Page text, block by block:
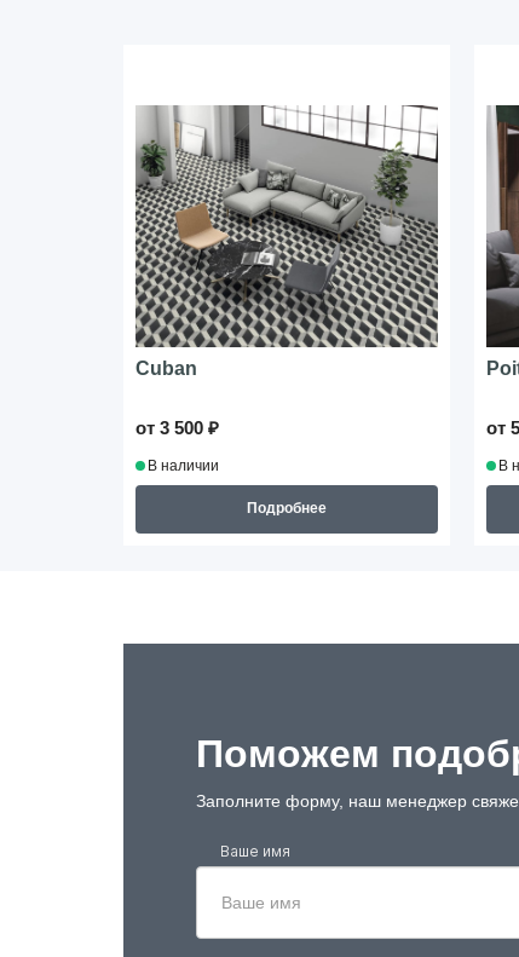
Cuban
от 3 500 ₽
В наличии
Подробнее
от
В
Поможем
Заполните форму, наш менеджер
Ваше имя